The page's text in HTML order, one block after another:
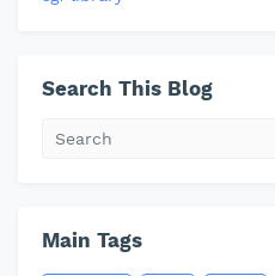
Search This Blog
Main Tags